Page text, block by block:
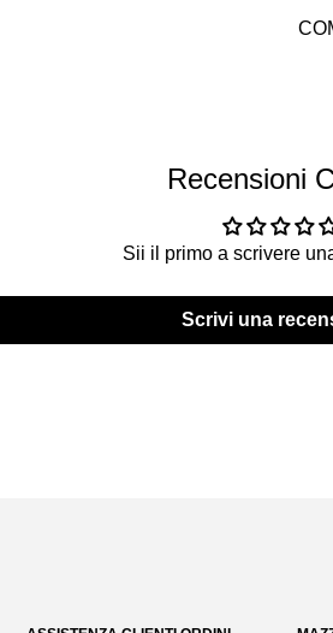
Recensioni
Sii il primo a scrivere
Scrivi una